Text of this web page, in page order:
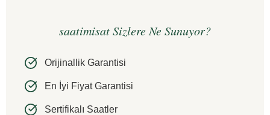
saatimisat Sizlere Ne Sunuyor?
Orijinallik Garantisi
En İyi Fiyat Garantisi
Sertifikalı Saatler